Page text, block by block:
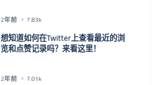
2年前 7.83k
想知道如何在Twitter上查看最近的浏
览和点赞记录吗？来看这里！
2年前 7.01k